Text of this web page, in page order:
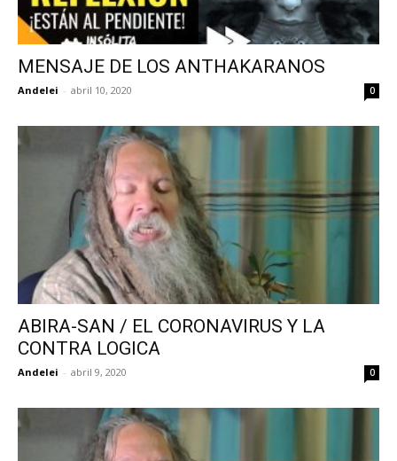
MENSAJE DE LOS ANTHAKARANOS
Andelei - abril 10, 2020 0
ABIRA-SAN / EL CORONAVIRUS Y LA
CONTRA LOGICA
Andelei - abril 9, 2020 0